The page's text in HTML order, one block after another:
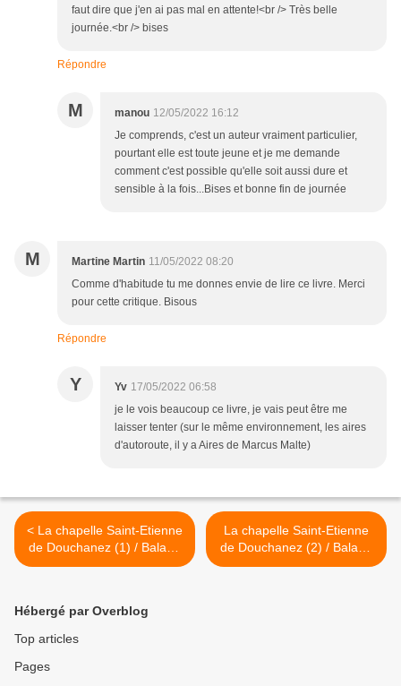
faut dire que j'en ai pas mal en attente!<br /> Très belle
journée.<br /> bises
Répondre
M manou 12/05/2022 16:12
Je comprends, c'est un auteur vraiment particulier,
pourtant elle est toute jeune et je me demande
comment c'est possible qu'elle soit aussi dure et
sensible à la fois...Bises et bonne fin de journée
M Martine Martin 11/05/2022 08:20
Comme d'habitude tu me donnes envie de lire ce livre. Merci
pour cette critique. Bisous
Répondre
Y Yv 17/05/2022 06:58
je le vois beaucoup ce livre, je vais peut être me
laisser tenter (sur le même environnement, les aires
d'autoroute, il y a Aires de Marcus Malte)
< La chapelle Saint-Etienne
de Douchanez (1) / Balade
à Monistrol-d'Allier
La chapelle Saint-Etienne
de Douchanez (2) / Balade
à Monistrol-d'Allier >
Hébergé par Overblog
Top articles
Pages